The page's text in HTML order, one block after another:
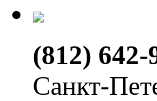
(812) 642-
Санкт-